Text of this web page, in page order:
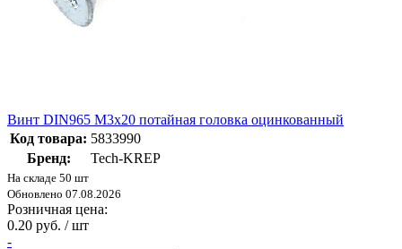
Винт DIN965 М3х20 потайная головка оцинкованный
Код товара: 5833990
Бренд:
Tech-KREP
На складе 50 шт
Обновлено 07.08.2026
Розничная цена:
0.20 руб. / шт
-